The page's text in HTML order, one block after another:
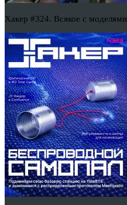
Хакер #324. Всякое с моделями